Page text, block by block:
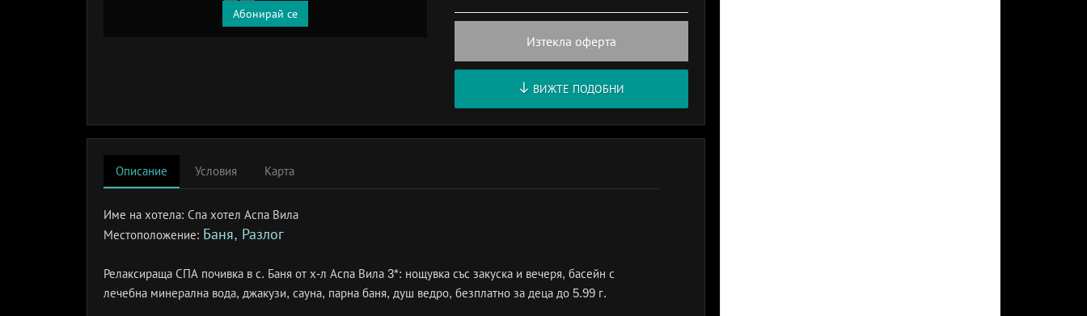
Абонирай се
Изтекла оферта
ВИЖТЕ ПОДОБНИ
Описание Условия Карта
Име на хотела: Спа хотел Аспа Вила
Местоположение: Баня, Разлог
Релаксираща СПА почивка в с. Баня от х-л Аспа Вила 3*: нощувка със закуска и вечеря, басейн с
лечебна минерална вода, джакузи, сауна, парна баня, душ ведро, безплатно за деца до 5.99 г.